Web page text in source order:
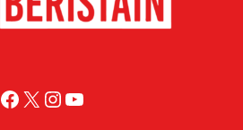
Facebook
X Instagram
YouTube